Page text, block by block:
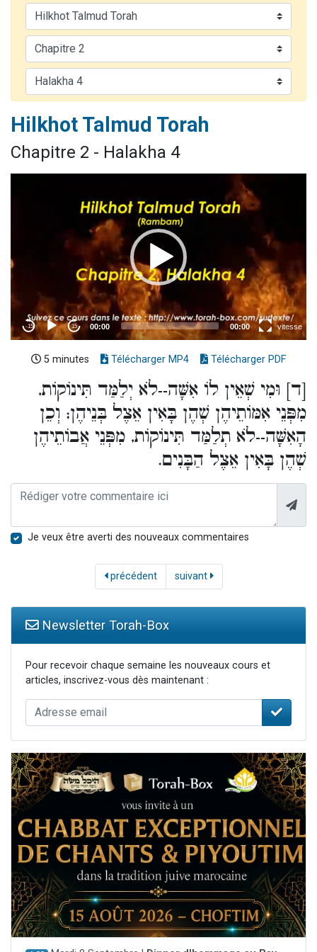
Il reste 49 places pour étudier en groupe sur Zoom
4 personnes viennent de nous rejoindre sur WhatsApp
Hilkhot Talmud Torah
Chapitre 2 - Halakha 4
5 minutes Télécharger MP4 Télécharger PDF
[ד] וּמִי שְׁאֵין לוֹ אִשָּׁה--לֹא יְלַמַּד תִּינוֹקוֹת,
מִפְּנֵי אִמּוֹתֵיהֶן שְׁהֶן בָּאִין אֵצֶל בְּנֵיהֶן; וְכֵן
הָאִשָּׁה--לֹא תְלַמַּד תִּינוֹקוֹת, מִפְּנֵי אֲבוֹתֵיהֶן
שְׁהֶן בָּאִין אֵצֶל הַבָּנִים.
Je veux être averti des nouveaux commentaires
précédent suivant
Newsletter Torah-Box
Pour recevoir chaque semaine les nouveaux cours et
articles, inscrivez-vous dès maintenant :